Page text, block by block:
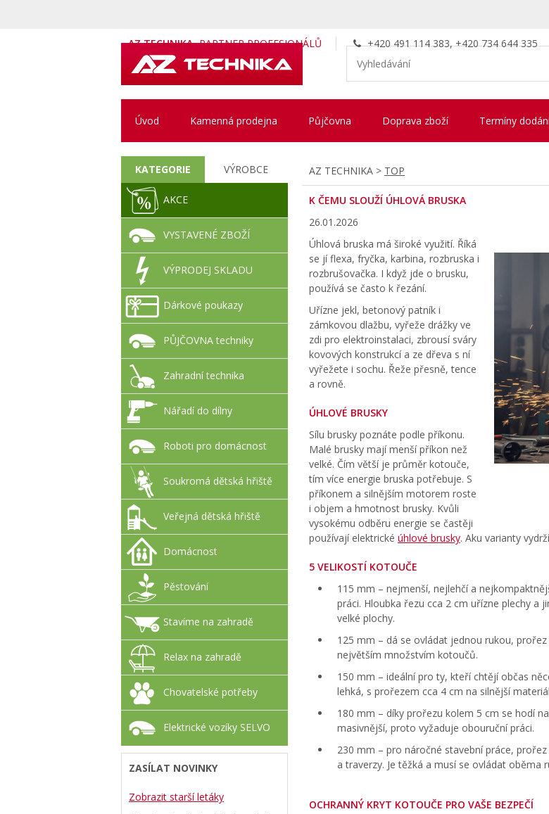
AZ TECHNIKA PARTNER PROFESIONÁLŮ +420 491 114 383, +420 734 644 335
Úvod Kamenná prodejna Půjčovna Doprava zboží Termíny
AZ TECHNIKA > TOP
K ČEMU SLOUŽÍ ÚHLOVÁ BRUSKA
26.01.2026
Úhlová bruska má široké využití. Říká
se jí flexa, fryčka, karbina, rozbruska i
rozbrušovačka. I když jde o brusku,
používá se často k řezání.
Uřízne jekl, betonový patník i
zámkovou dlažbu, vyřeže drážky ve
zdi pro elektroinstalaci, zbrousí sváry
kovových konstrukcí a ze dřeva s ní
vyřežete i sochu. Řeže přesně, tence
a rovně.
ÚHLOVÉ BRUSKY
Sílu brusky poznáte podle příkonu.
Malé brusky mají menší příkon než
velké. Čím větší je průměr kotouče,
tím více energie bruska potřebuje. S
příkonem a silnějším motorem roste
i objem a hmotnost brusky. Kvůli
vysokému odběru energie se častěji
používají elektrické úhlové brusky. Aku varianty
5 VELIKOSTÍ KOTOUČE
115 mm – nejmenší, nejlehčí a
práci. Hloubka řezu cca 2 cm uřízne plechy a
velké plochy.
125 mm – dá se ovládat jednou rukou,
největším množstvím kotoučů.
150 mm – ideální pro ty, kteří chtějí občas
lehká, s prořezem cca 4 cm na silnější
180 mm – díky prořezu kolem 5 cm se hodí
masivnější, proto vyžaduje obouruční práci.
230 mm – pro náročné stavební práce,
a traverzy. Je těžká a musí se ovládat
OCHRANNÝ KRYT KOTOUČE PRO VAŠE BEZPEČÍ
KATEGORIE VÝROBCE
AKCE
VYSTAVENÉ ZBOŽÍ
VÝPRODEJ SKLADU
Dárkové poukazy
PŮJČOVNA techniky
Zahradní technika
Nářadí do dílny
Roboti pro domácnost
Soukromá dětská hřiště
Veřejná dětská hřiště
Domácnost
Pěstování
Stavíme na zahradě
Relax na zahradě
Chovatelské potřeby
Elektrické vozíky SELVO
ZASÍLAT NOVINKY
Zobrazit starší letáky